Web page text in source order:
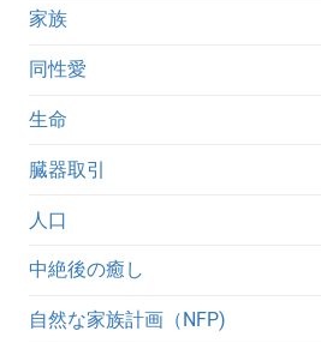
家族
同性愛
生命
臓器取引
人口
中絶後の癒し
自然な家族計画（NFP)